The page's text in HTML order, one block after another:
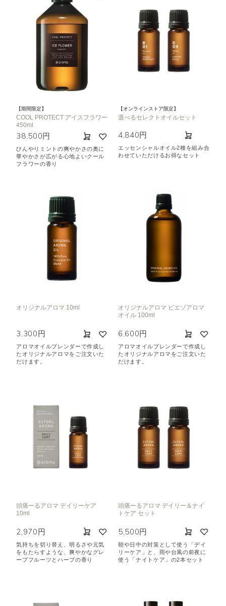
【期間限定】
COOL PROTECT アイスフラワー
450ml
38,500円
ひんやりミントの爽やかさの奥に
華やかさが広がる心地よいクール
フラワーの香り
【オンラインストア限定】
選べるセレクトオイルセット
4,840円
エッセンシャルオイル2種を組み合
わせていただけるお得なセット
オリジナルアロマ 10ml
3,300円
アロマオイルブレンダーで作成し
たオリジナルアロマをご注文いた
だけます。
オリジナルアロマ ピエゾアロマ
オイル 100ml
6,600円
アロマオイルブレンダーで作成し
たオリジナルアロマをご注文いた
だけます。
頭痛ーるアロマ デイリーケア
10ml
2,970円
気持ちを切り替え、明るさや元気
をもたらすような、爽やかなグレ
ープフルーツとハーブの香り
頭痛ーるアロマ デイリー＆ナイ
トケア セット
5,500円
朝や日中の対策として使う「デイ
リーケア」と、雨や台風の前夜に
使う「ナイトケア」の2本セット